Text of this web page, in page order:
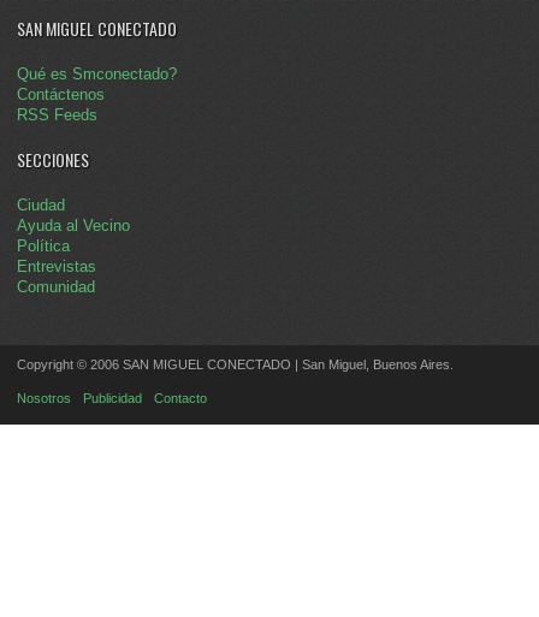
SAN MIGUEL CONECTADO
Qué es Smconectado?
Contáctenos
RSS Feeds
SECCIONES
Ciudad
Ayuda al Vecino
Política
Entrevistas
Comunidad
Copyright © 2006 SAN MIGUEL CONECTADO | San Miguel, Buenos Aires.
Nosotros Publicidad Contacto